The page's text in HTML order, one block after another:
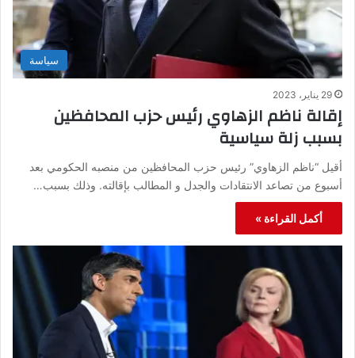
سياسة
29 يناير، 2023
إقالة ناظم الزهاوي رئيس حزب المحافظين
بسبب زلة سياسية
أقيل “ناظم الزهاوي” رئيس حزب المحافظين من منصبه الحكومي بعد
أسبوع من تصاعد الانتقادات والجدل و المطالب بإقالته. وذلك بسبب…
أكمل القراءة »